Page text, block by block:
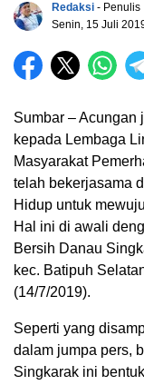
Redaksi - Penulis
Senin, 15 Juli
Sumbar – Acungan
kepada Lembaga
Masyarakat
telah bekerjasama
Hidup untuk
Hal ini di awali
Bersih Danau
kec. Batipuh
(14/7/2019).
Seperti yang
dalam jumpa pers,
Singkarak ini